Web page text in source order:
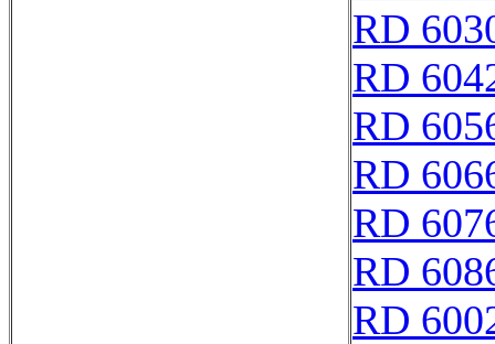
RD
RD
RD
RD
RD
RD
RD